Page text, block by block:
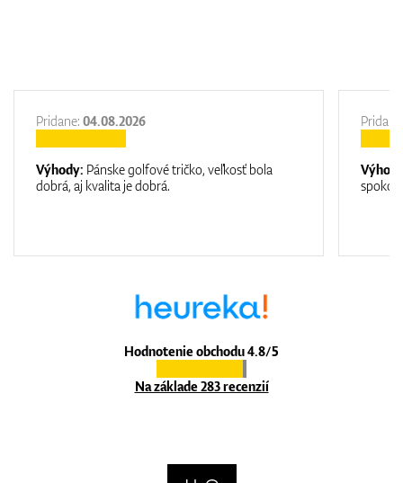
Hodnotenie obchodu 4.8/5
Na základe 283 recenzií
Pridane: 04.08.2026
Výhody: Pánske golfové tričko, veľkosť bola
dobrá, aj kvalita je dobrá.